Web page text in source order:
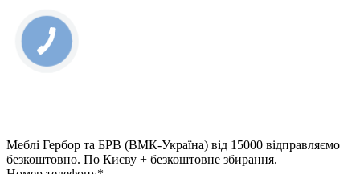
Меблі Гербор та БРВ (ВМК-Україна) від 15000 відправляємо
безкоштовно. По Києву + безкоштовне збирання.